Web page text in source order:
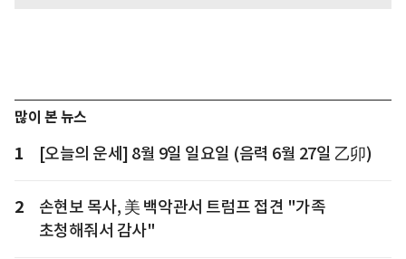
많이 본 뉴스
1 [오늘의 운세] 8월 9일 일요일 (음력 6월 27일 乙卯)
2
손현보 목사, 美 백악관서 트럼프 접견 "가족
초청해줘서 감사"